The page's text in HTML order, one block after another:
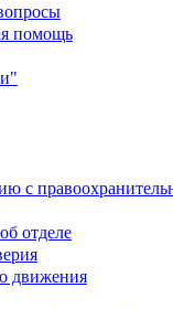
помощь
с
отделе
движения